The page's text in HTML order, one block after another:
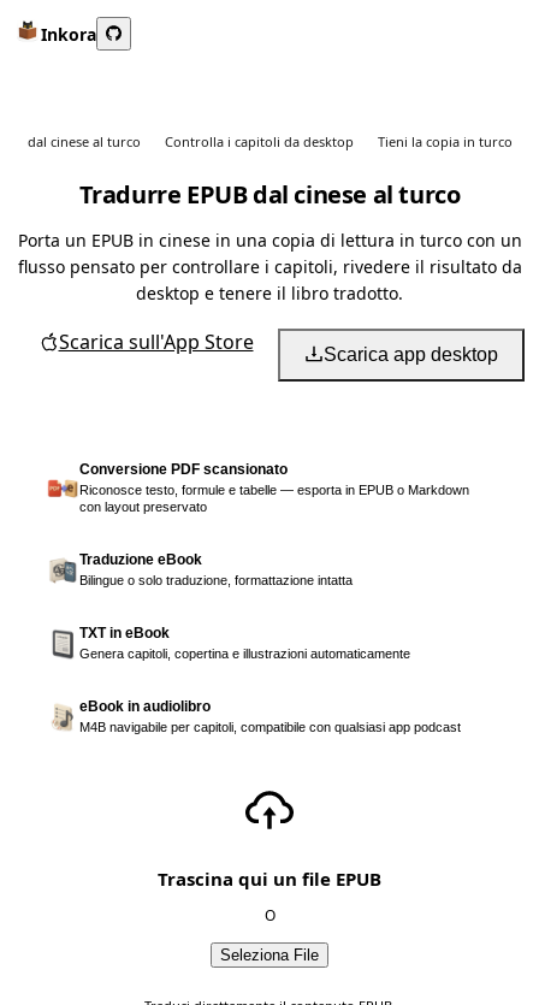
Inkora
dal cinese al turco Controlla i capitoli da desktop Tieni la copia in turco
Tradurre EPUB dal cinese al turco
Porta un EPUB in cinese in una copia di lettura in turco con un
flusso pensato per controllare i capitoli, rivedere il risultato da
desktop e tenere il libro tradotto.
Scarica sull'App Store Scarica app desktop
Conversione PDF scansionato
Riconosce testo, formule e tabelle — esporta in EPUB o Markdown
con layout preservato
Traduzione eBook
Bilingue o solo traduzione, formattazione intatta
TXT in eBook
Genera capitoli, copertina e illustrazioni automaticamente
eBook in audiolibro
M4B navigabile per capitoli, compatibile con qualsiasi app podcast
Trascina qui un file EPUB
O
Seleziona File